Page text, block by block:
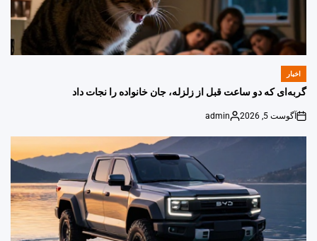
POSTED
IN
اخبار
گربه‌ای که دو ساعت قبل از زلزله، جان خانواده را نجات داد
on
آگوست 5, 2026
Posted
admin